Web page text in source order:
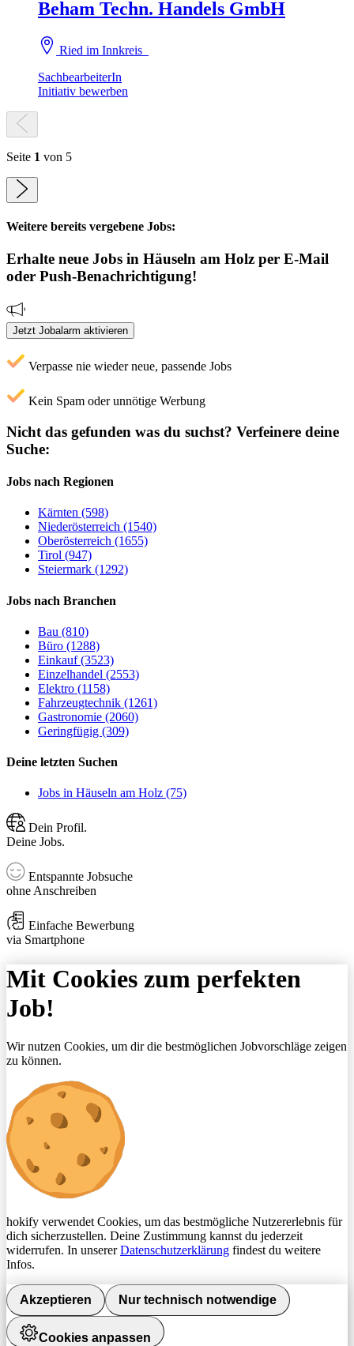
Beham Techn. Handels GmbH
Ried im Innkreis
SachbearbeiterIn
Initiativ bewerben
Seite 1 von 5
Weitere bereits vergebene Jobs:
Erhalte neue Jobs in Häuseln am Holz per E-Mail
oder Push-Benachrichtigung!
Jetzt Jobalarm aktivieren
Verpasse nie wieder neue, passende Jobs
Kein Spam oder unnötige Werbung
Nicht das gefunden was du suchst? Verfeinere deine
Suche:
Jobs nach Regionen
Kärnten (598)
Niederösterreich (1540)
Oberösterreich (1655)
Tirol (947)
Steiermark (1292)
Jobs nach Branchen
Bau (810)
Büro (1288)
Einkauf (3523)
Einzelhandel (2553)
Elektro (1158)
Fahrzeugtechnik (1261)
Gastronomie (2060)
Geringfügig (309)
Deine letzten Suchen
Jobs in Häuseln am Holz (75)
Dein Profil.
Deine Jobs.
Entspannte Jobsuche
ohne Anschreiben
Einfache Bewerbung
via Smartphone
Mit Cookies zum perfekten
Job!
Wir nutzen Cookies, um dir die bestmöglichen Jobvorschläge zeigen
zu können.
hokify verwendet Cookies, um das bestmögliche Nutzererlebnis für
dich sicherzustellen. Deine Zustimmung kannst du jederzeit
widerrufen. In unsererDatenschutzerklärung findest du weitere
Infos.
Akzeptieren Nur technisch notwendige
Cookies anpassen